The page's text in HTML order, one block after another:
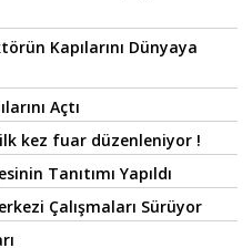
Kapılarını Dünyaya
Açtı
kez fuar düzenleniyor !
Tanıtımı Yapıldı
Çalışmaları Sürüyor